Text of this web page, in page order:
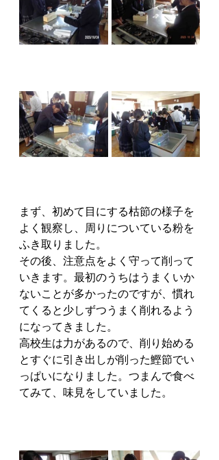
まず、初めて目にする枯節の様子を
よく観察し、周りについている粉を
ふき取りました。
その後、注意点をよく守って削って
いきます。最初のうちはうまくいか
ないことが多かったのですが、慣れ
てくると少しずつうまく削れるよう
になってきました。
高校生は力があるので、削り始める
とすぐに引き出しが削った鰹節でい
っぱいになりました。つまんで食べ
てみて、味見をしていました。